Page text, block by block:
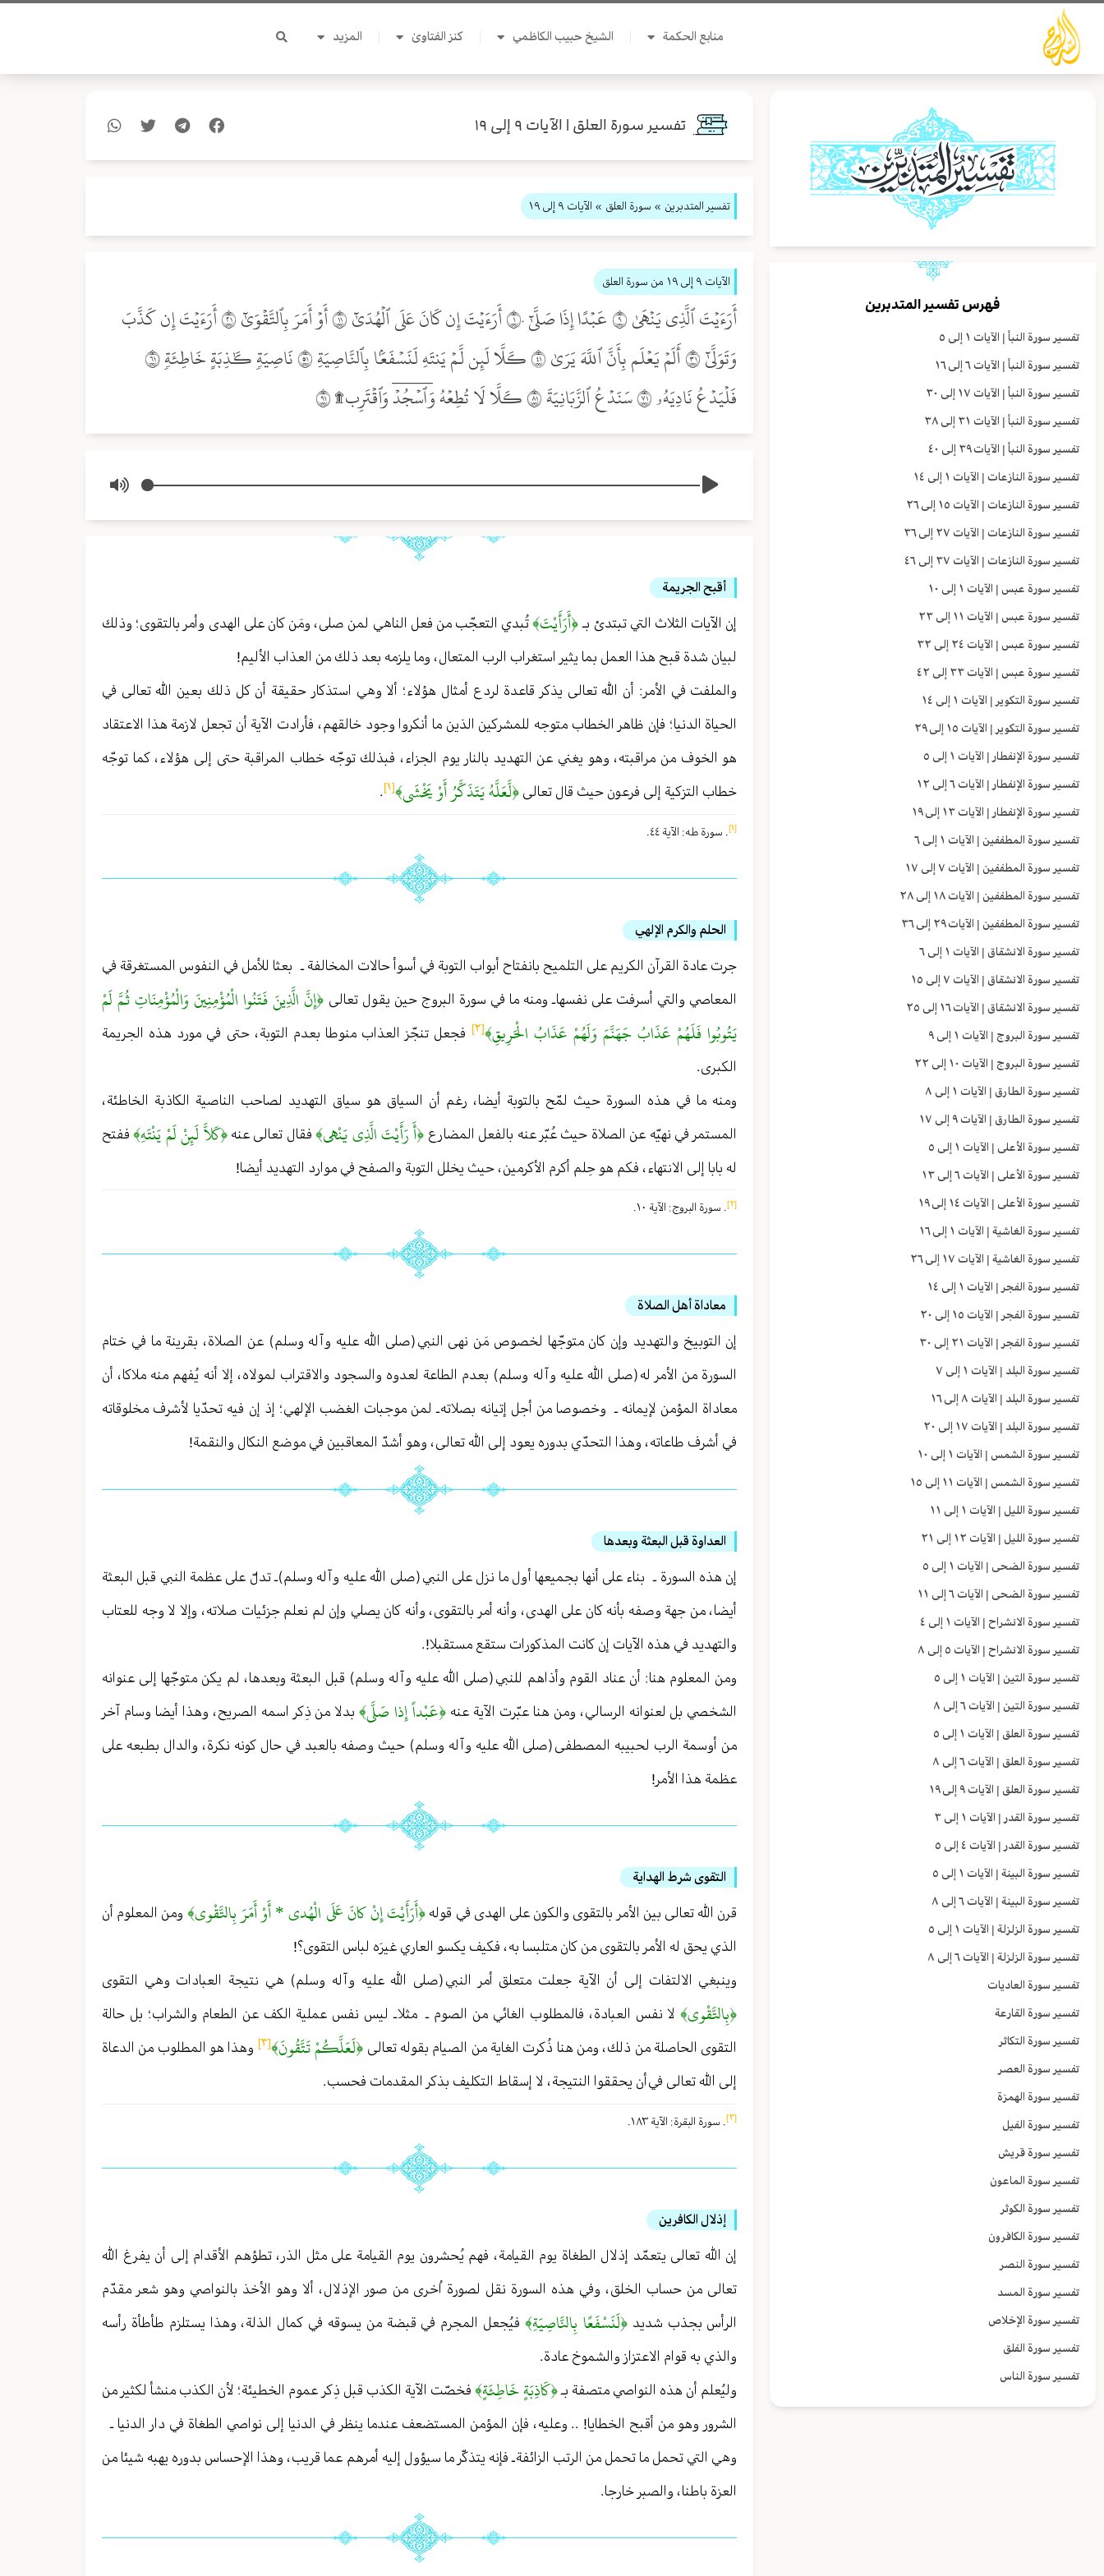
تخطي
المحتوى
منابع الحكمة الشيخ حبيب الكاظمي كنز الفتاوىٰ المزيد
فهرس تفسير المتدبرين
تفسير سورة النبأ | الآيات ١ إلى ٥
تفسير سورة النبأ | الآيات ٦ إلى ١٦
تفسير سورة النبأ | الآيات ١٧ إلى ٣٠
تفسير سورة النبأ | الآيات ٣١ إلى ٣٨
تفسير سورة النبأ | الآيات ٣٩ إلى ٤٠
تفسير سورة النازعات | الآيات ١ إلى ١٤
تفسير سورة النازعات | الآيات ١٥ إلى ٢٦
تفسير سورة النازعات | الآيات ٢٧ إلى ٣٦
تفسير سورة النازعات | الآيات ٣٧ إلى ٤٦
تفسير سورة عبس | الآيات ١ إلى ١٠
تفسير سورة عبس | الآيات ١١ إلى ٢٣
تفسير سورة عبس | الآيات ٢٤ إلى ٣٢
تفسير سورة عبس | الآيات ٣٣ إلى ٤٢
تفسير سورة التكوير | الآيات ١ إلى ١٤
تفسير سورة التكوير | الآيات ١٥ إلى ٢٩
تفسير سورة الإنفطار | الآيات ١ إلى ٥
تفسير سورة الإنفطار | الآيات ٦ إلى ١٢
تفسير سورة الإنفطار | الآيات ١٣ إلى ١٩
تفسير سورة المطففين | الآيات ١ إلى ٦
تفسير سورة المطففين | الآيات ٧ إلى ١٧
تفسير سورة المطففين | الآيات ١٨ إلى ٢٨
تفسير سورة المطففين | الآيات ٢٩ إلى ٣٦
تفسير سورة الانشقاق | الآيات ١ إلى ٦
تفسير سورة الانشقاق | الآيات ٧ إلى ١٥
تفسير سورة الانشقاق | الآيات ١٦ إلى ٢٥
تفسير سورة البروج | الآيات ١ إلى ٩
تفسير سورة البروج | الآيات ١٠ إلى ٢٢
تفسير سورة الطارق | الآيات ١ إلى ٨
تفسير سورة الطارق | الآيات ٩ إلى ١٧
تفسير سورة الأعلى | الآيات ١ إلى ٥
تفسير سورة الأعلى | الآيات ٦ إلى ١٣
تفسير سورة الأعلى | الآيات ١٤ إلى ١٩
تفسير سورة الغاشية | الآيات ١ إلى ١٦
تفسير سورة الغاشية | الآيات ١٧ إلى ٢٦
تفسير سورة الفجر | الآيات ١ إلى ١٤
تفسير سورة الفجر | الآيات ١٥ إلى ٢٠
تفسير سورة الفجر | الآيات ٢١ إلى ٣٠
تفسير سورة البلد | الآيات ١ إلى ٧
تفسير سورة البلد | الآيات ٨ إلى ١٦
تفسير سورة البلد | الآيات ١٧ إلى ٢٠
تفسير سورة الشمس | الآيات ١ إلى ١٠
تفسير سورة الشمس | الآيات ١١ إلى ١٥
تفسير سورة الليل | الآيات ١ إلى ١١
تفسير سورة الليل | الآيات ١٢ إلى ٢١
تفسير سورة الضحى | الآيات ١ إلى ٥
تفسير سورة الضحى | الآيات ٦ إلى ١١
تفسير سورة الانشراح | الآيات ١ إلى ٤
تفسير سورة الانشراح | الآيات ٥ إلى ٨
تفسير سورة التين | الآيات ١ إلى ٥
تفسير سورة التين | الآيات ٦ إلى ٨
تفسير سورة العلق | الآيات ١ إلى ٥
تفسير سورة العلق | الآيات ٦ إلى ٨
تفسير سورة العلق | الآيات ٩ إلى ١٩
تفسير سورة القدر | الآيات ١ إلى ٣
تفسير سورة القدر | الآيات ٤ إلى ٥
تفسير سورة البينة | الآيات ١ إلى ٥
تفسير سورة البينة | الآيات ٦ إلى ٨
تفسير سورة الزلزلة | الآيات ١ إلى ٥
تفسير سورة الزلزلة | الآيات ٦ إلى ٨
تفسير سورة العاديات
تفسير سورة القارعة
تفسير سورة التكاثر
تفسير سورة العصر
تفسير سورة الهمزة
تفسير سورة الفيل
تفسير سورة قريش
تفسير سورة الماعون
تفسير سورة الكوثر
تفسير سورة الكافرون
تفسير سورة النصر
تفسير سورة المسد
تفسير سورة الإخلاص
تفسير سورة الفلق
تفسير سورة الناس
تفسير سورة العلق | الآيات ٩ إلى ١٩
تفسير المتدبرين » سورة العلق » الآيات ٩ إلى ١٩
الآيات ٩ إلى ١٩ من سورة العلق
أَرَءَيۡتَ ٱلَّذِي يَنۡهَىٰ ٩ عَبۡدًا إِذَا صَلَّىٰٓ ١٠ أَرَءَيۡتَ إِن كَانَ عَلَى ٱلۡهُدَىٰٓ ١١ أَوۡ أَمَرَ بِٱلتَّقۡوَىٰٓ ١٢ أَرَءَيۡتَ إِن كَذَّبَ
وَتَوَلَّىٰٓ ١٣ أَلَمۡ يَعۡلَم بِأَنَّ ٱللَّهَ يَرَىٰ ١٤ كـَلَّا لَئِن لَّمۡ يَنتَهِ لَنَسۡفَعَۢا بِٱلنَّاصِيَةِ ١٥ نَاصِيَةٖ كَٰذِبَةٍ خَاطِئَةٖ ١٦
فَلۡيَدۡعُ نَادِيَهُۥ ١٧ سَنَدۡعُ ٱلزَّبَانِيَةَ ١٨ كـَلَّا لَا تُطِعۡهُ وَٱسۡجُدۡۤ وَٱقۡتَرِب۩ ١٩
أقبح الجريمة
إن الآيات الثلاث التي تبتدئ بـ﴿أَرَأَيْتَ﴾تُبدي التعجّب من فعل الناهي لمن صلى ، ومَن كان على الهدى وأمر بالتقوى ؛ وذلك
لبيان شدة قبح هذا العمل بما يثير استغراب الرب المتعال ، وما يلزمه بعد ذلك من العذاب الأليم!
والملفت في الأمر : أن الله تعالى يذكر قاعدة لردع أمثال هؤلاء ؛ ألا وهي استذكار حقيقة أن كل ذلك بعين الله تعالى في
الحياة الدنيا ؛ فإن ظاهر الخطاب متوجه للمشركين الذين ما أنكروا وجود خالقهم ، فأرادت الآية أن تجعل لازمة هذا الاعتقاد
هو الخوف من مراقبته ، وهو يغني عن التهديد بالنار يوم الجزاء ، فبذلك توجّه خطاب المراقبة حتى إلى هؤلاء ، كما توجّه
خطاب التزكية إلى فرعون حيث قال تعالى ﴿لَّعَلَّهُ يَتَذَكَّرُ أَوْ يَخْشَى﴾[١] .
[١] . سورة طه : الآية ٤٤ .
الحلم والكرم الإلهي
جرت عادة القرآن الكريم على التلميح بانفتاح أبواب التوبة في أسوأ حالات المخالفة ـ بعثا للأمل في النفوس المستغرقة في
المعاصي والتي أسرفت على نفسها ـ ومنه ما في سورة البروج حين يقول تعالى ﴿إِنَّ الَّذِينَ فَتَنُوا الْمُؤْمِنِينَ وَالْمُؤْمِنَاتِ ثُمَّ لَمْ
يَتُوبُوا فَلَهُمْ عَذَابُ جَهَنَّمَ وَلَهُمْ عَذَابُ الْحَرِيقِ﴾[٢]
فجعل تنجّز العذاب منوطا بعدم التوبة ، حتى في مورد هذه الجريمة
الكبرى .
ومنه ما في هذه السورة حيث لمّح بالتوبة أيضا ، رغم أن السياق هو سياق التهديد لصاحب الناصية الكاذبة الخاطئة ،
المستمر في نهيّه عن الصلاة حيث عُبّر عنه بالفعل المضارع ﴿أَ رَأَيْتَ الَّذِي يَنْهى‏﴾فقال تعالى عنه﴿كَلاَّ لَئِنْ لَمْ يَنْتَهِ﴾ففتح
له بابا إلى الانتهاء ، فكم هو حِلم أكرم الأكرمين ، حيث يخلل التوبة والصفح في موارد التهديد أيضا!
[٢] . سورة البروج : الآية ١٠ .
معاداة أهل الصلاة
إن التوبيخ والتهديد وإن كان متوجّها لخصوص مَن نهى النبي (صلى الله عليه وآله وسلم) عن الصلاة ، بقرينة ما في ختام
السورة من الأمر له (صلى الله عليه وآله وسلم) بعدم الطاعة لعدوه والسجود والاقتراب لمولاه ، إلا أنه يُفهم منه ملاكا ، أن
معاداة المؤمن لإيمانه ـ وخصوصا من أجل إتيانه بصلاته ـ لمن موجبات الغضب الإلهي ؛ إذ إن فيه تحدّيا لأشرف مخلوقاته
في أشرف طاعاته ، وهذا التحدّي بدوره يعود إلى الله تعالى ، وهو أشدّ المعاقبين في موضع النكال والنقمة!
العداوة قبل البعثة وبعدها
إن هذه السورة ـ بناء على أنها بجميعها أول ما نزل على النبي (صلى الله عليه وآله وسلم)ـ تدلّ على عظمة النبي قبل البعثة
أيضا ، من جهة وصفه بأنه كان على الهدى ، وأنه أمر بالتقوى ، وأنه كان يصلي وإن لم نعلم جزئيات صلاته ، وإلا لا وجه للعتاب
والتهديد في هذه الآيات إن كانت المذكورات ستقع مستقبلا! .
ومن المعلوم هنا : أن عناد القوم وأذاهم للنبي (صلى الله عليه وآله وسلم) قبل البعثة وبعدها ، لم يكن متوجّها إلى عنوانه
الشخصي بل لعنوانه الرسالي ، ومن هنا عبّرت الآية عنه ﴿عَبْداً إِذا صَلَّى﴾بدلا من ذِكر اسمه الصريح ، وهذا أيضا وسام آخر
من أوسمة الرب لحبيبه المصطفى (صلى الله عليه وآله وسلم) حيث وصفه بالعبد في حال كونه نكرة ، والدال بطبعه على
عظمة هذا الأمر!
التقوى شرط الهداية
قرن الله تعالى بين الأمر بالتقوى والكون على الهدى في قوله ﴿أَرَأَيْتَ إِنْ كانَ عَلَى الْهُدى‏ * أَوْ أَمَرَ بِالتَّقْوى﴾ ومن المعلوم أن
الذي يحق له الأمر بالتقوى من كان متلبسا به ، فكيف يكسو العاري غيرَه لباس التقوى؟!
وينبغي الالتفات إلى أن الآية جعلت متعلق أمر النبي (صلى الله عليه وآله وسلم) هي نتيجة العبادات وهي التقوى
﴿بِالتَّقْوى﴾لا نفس العبادة ، فالمطلوب الغائي من الصوم ـ مثلا ـ ليس نفس عملية الكف عن الطعام والشراب ؛ بل حالة
التقوى الحاصلة من ذلك ، ومن هنا ذُكرت الغاية من الصيام بقوله تعالى ﴿لَعَلَّكُمْ تَتَّقُونَ﴾[٣]
وهذا هو المطلوب من الدعاة
إلى الله تعالى في أن يحققوا النتيجة ، لا إسقاط التكليف بذكر المقدمات فحسب .
[٣] . سورة البقرة : الآية ١٨٣ .
إذلال الكافرين
إن الله تعالى يتعمّد إذلال الطغاة يوم القيامة ، فهم يُحشرون يوم القيامة على مثل الذر ، تطؤهم الأقدام إلى أن يفرغ الله
تعالى من حساب الخلق ، وفي هذه السورة نقل لصورة اُخرى من صور الإذلال ، ألا وهو الأخذ بالنواصي وهو شعر مقدّم
الرأس بجذب شديد﴿لَنَسْفَعًا بِالنَّاصِيَةِ﴾ فيُجعل المجرم في قبضة من يسوقه في كمال الذلة ، وهذا يستلزم طأطأة رأسه
والذي به قوام الاعتزاز والشموخ عادة .
وليُعلم أن هذه النواصي متصفة بـ﴿كَاذِبَةٍ خَاطِئَةٍ﴾ فخصّت الآية الكذب قبل ذِكر عموم الخطيئة ؛ لأن الكذب منشأ لكثير من
الشرور وهو من أقبح الخطايا! . . وعليه ، فإن المؤمن المستضعف عندما ينظر في الدنيا إلى نواصي الطغاة في دار الدنيا ـ
وهي التي تحمل ما تحمل من الرتب الزائفة ـ فإنه يتذكّر ما سيؤول إليه أمرهم عما قريب ، وهذا الإحساس بدوره يهبه شيئا من
العزة باطنا ، والصبر خارجا .